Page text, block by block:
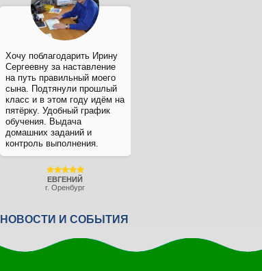
Хочу поблагодарить Ирину
Сергеевну за наставление
на путь правильный моего
сына. Подтянули прошлый
класс и в этом году идём на
пятёрку. Удобный график
обучения. Выдача
домашних заданий и
контроль выполнения.
ЕВГЕНИЙ
г. Оренбург
НОВОСТИ И СОБЫТИЯ